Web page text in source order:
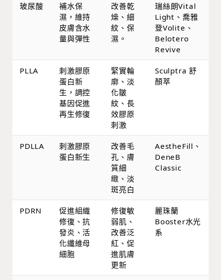
玻尿酸
補水保
濕，維持
皮膚含水
量與彈性
改善乾
燥、細
紋、保
濕。
瑞絲朗Vital
Light、喬雅
登Volite、
Belotero
Revive
PLLA
刺激膠原
蛋白新
生，調控
基因促進
再生修復
緊實輪
廓、淡
化皺
紋、長
效膠原
刺激
Sculptra 舒
顏萃
PDLLA
刺激膠原
蛋白新生
改善毛
孔、膚
質細
緻、淡
斑亮白
AestheFill、
DeneB
Classic
PDRN
促進組織
修復、抗
發炎、活
化纖維母
細胞
修復敏
弱肌、
改善泛
紅、促
進肌膚
更新
麗珠蘭
Booster水光
系